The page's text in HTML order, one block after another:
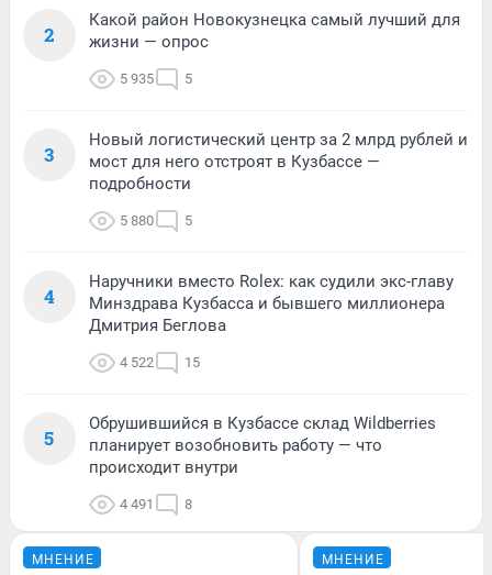
2
Какой район Новокузнецка самый лучший для
жизни — опрос
5 935 5
3
Новый логистический центр за 2 млрд рублей и
мост для него отстроят в Кузбассе —
подробности
5 880 5
4
Наручники вместо Rolex: как судили экс-главу
Минздрава Кузбасса и бывшего миллионера
Дмитрия Беглова
4 522 15
5
Обрушившийся в Кузбассе склад Wildberries
планирует возобновить работу — что
происходит внутри
4 491 8
МНЕНИЕ МНЕНИЕ